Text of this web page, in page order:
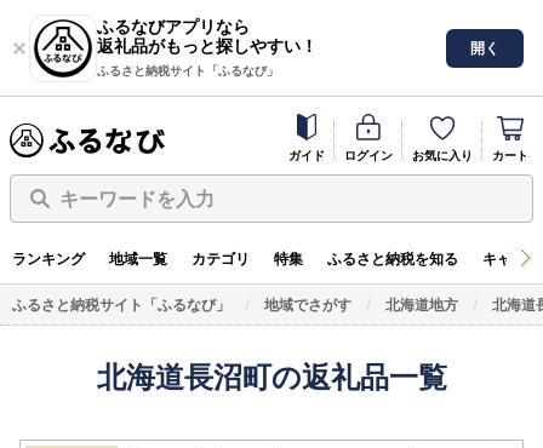
ふるなびアプリなら
返礼品がもっと探しやすい！
ふるさと納税サイト「ふるなび」
開く
ガイド ログイン お気に入り カート
キーワードを入力
ランキング 地域一覧 カテゴリ 特集 ふるさと納税を知る キャン
ふるさと納税サイト「ふるなび」 地域でさがす 北海道地方 北海道
北海道長沼町の返礼品一覧